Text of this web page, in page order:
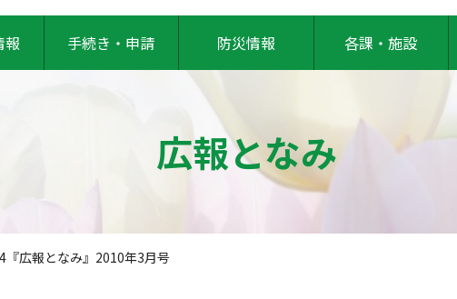
報 手続き・申請 防災情報 各課・施設
広報となみ
『広報となみ』2010年3月号